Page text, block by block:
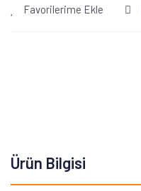
Favorilerime Ekle
Ürün Bilgisi